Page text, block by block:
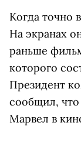
Когда точно
На экранах
раньше
которого
Президент
сообщил,
Марвел в